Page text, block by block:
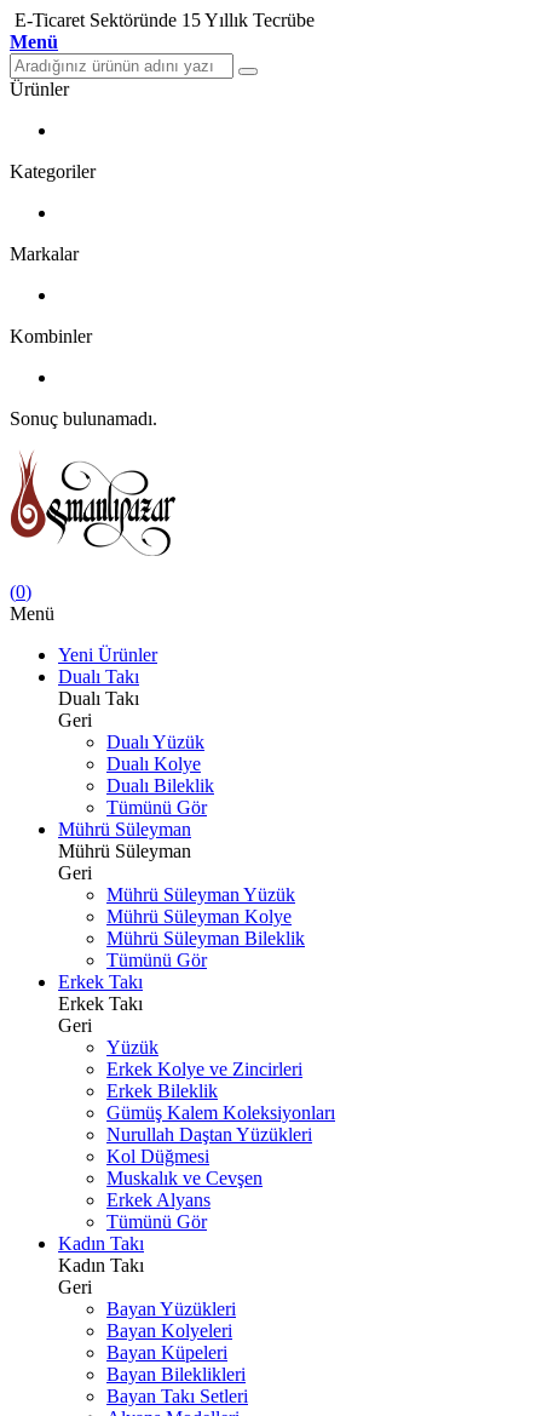
E-Ticaret Sektöründe 15 Yıllık Tecrübe
Menü
Ürünler
Kategoriler
Markalar
Kombinler
Sonuç bulunamadı.
(0)
Menü
Yeni Ürünler
Dualı Takı
Dualı Takı
Geri
Dualı Yüzük
Dualı Kolye
Dualı Bileklik
Tümünü Gör
Mührü Süleyman
Mührü Süleyman
Geri
Mührü Süleyman Yüzük
Mührü Süleyman Kolye
Mührü Süleyman Bileklik
Tümünü Gör
Erkek Takı
Erkek Takı
Geri
Yüzük
Erkek Kolye ve Zincirleri
Erkek Bileklik
Gümüş Kalem Koleksiyonları
Nurullah Daştan Yüzükleri
Kol Düğmesi
Muskalık ve Cevşen
Erkek Alyans
Tümünü Gör
Kadın Takı
Kadın Takı
Geri
Bayan Yüzükleri
Bayan Kolyeleri
Bayan Küpeleri
Bayan Bileklikleri
Bayan Takı Setleri